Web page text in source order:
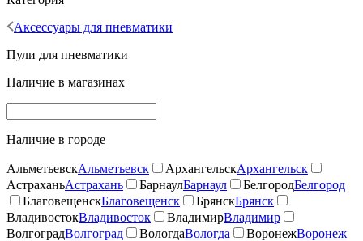
Аксессуары для пневматики
Пули для пневматики
Наличие в магазинах
Наличие в городе
АльметьевскАльметьевск АрхангельскАрхангельск
АстраханьАстрахань БарнаулБарнаул БелгородБелгород
БлаговещенскБлаговещенск БрянскБрянск
ВладивостокВладивосток ВладимирВладимир
ВолгоградВолгоград ВологдаВологда ВоронежВоронеж